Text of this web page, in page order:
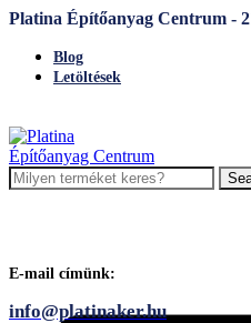
Platina Építőanyag Centrum -
Blog
Letöltések
E-mail címünk:
info@platinaker.hu